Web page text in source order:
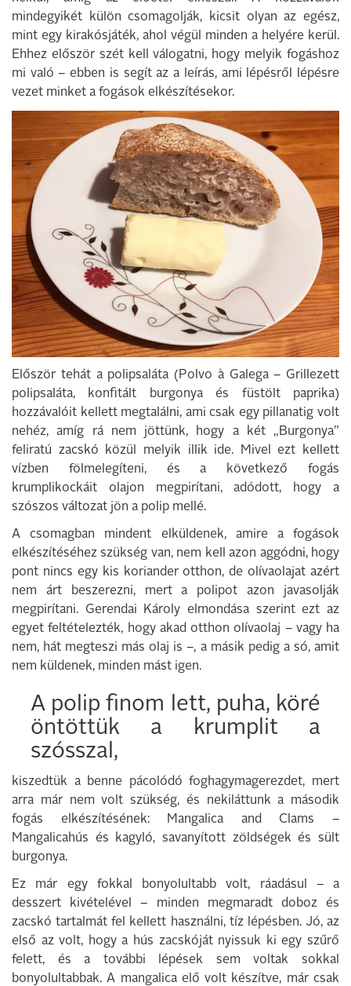
mindegyikét külön csomagolják, kicsit olyan az egész,
mint egy kirakósjáték, ahol végül minden a helyére kerül.
Ehhez először szét kell válogatni, hogy melyik fogáshoz
mi való – ebben is segít az a leírás, ami lépésről lépésre
vezet minket a fogások elkészítésekor.
Először tehát a polipsaláta (Polvo à Galega – Grillezett
polipsaláta, konfitált burgonya és füstölt paprika)
hozzávalóit kellett megtalálni, ami csak egy pillanatig volt
nehéz, amíg rá nem jöttünk, hogy a két „Burgonya”
feliratú zacskó közül melyik illik ide. Mivel ezt kellett
vízben fölmelegíteni, és a következő fogás
krumplikockáit olajon megpirítani, adódott, hogy a
szószos változat jön a polip mellé.
A csomagban mindent elküldenek, amire a fogások
elkészítéséhez szükség van, nem kell azon aggódni, hogy
pont nincs egy kis koriander otthon, de olívaolajat azért
nem árt beszerezni, mert a polipot azon javasolják
megpirítani. Gerendai Károly elmondása szerint ezt az
egyet feltételezték, hogy akad otthon olívaolaj – vagy ha
nem, hát megteszi más olaj is –, a másik pedig a só, amit
nem küldenek, minden mást igen.
A polip finom lett, puha, köré
öntöttük a krumplit a
szósszal,
kiszedtük a benne pácolódó foghagymagerezdet, mert
arra már nem volt szükség, és nekiláttunk a második
fogás elkészítésének: Mangalica and Clams –
Mangalicahús és kagyló, savanyított zöldségek és sült
burgonya.
Ez már egy fokkal bonyolultabb volt, ráadásul – a
desszert kivételével – minden megmaradt doboz és
zacskó tartalmát fel kellett használni, tíz lépésben. Jó, az
első az volt, hogy a hús zacskóját nyissuk ki egy szűrő
felett, és a további lépések sem voltak sokkal
bonyolultabbak. A mangalica elő volt készítve, már csak